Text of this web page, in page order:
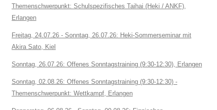
Themenschwerpunkt: Schulspezifisches Taihai (Heki / ANKF),
Erlangen
Freitag, 24.07.26 - Sonntag, 26.07.26: Heki-Sommerseminar mit
Akira Sato, Kiel
Sonntag, 26.07.26: Offenes Sonntagstraining (9:30-12:30), Erlangen
Sonntag, 02.08.26: Offenes Sonntagstraining (9:30-12:30) -
Themenschwerpunkt: Wettkampf, Erlangen